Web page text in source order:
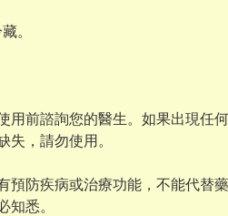
。
前諮詢您的醫生。如果出現
，請勿使用。
防疾病或治療功能，不能代
悉。